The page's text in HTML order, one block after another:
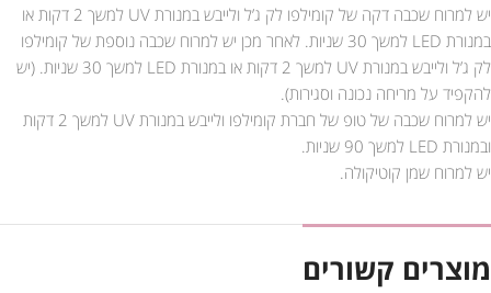
יש למרוח שכבה דקה של קומילפו לק ג’ל ולייבש במנורת UV למשך 2 דקות או
במנורת LED למשך 30 שניות. לאחר מכן יש למרוח שכבה נוספת של קומילפו
לק ג’ל ולייבש במנורת UV למשך 2 דקות או במנורת LED למשך 30 שניות. (יש
להקפיד על מריחה נכונה וסגירות).
יש למרוח שכבה של טופ של חברת קומילפו ולייבש במנורת UV למשך 2 דקות
ובמנורת LED למשך 90 שניות.
יש למרוח שמן קוטיקולה.
מוצרים קשורים